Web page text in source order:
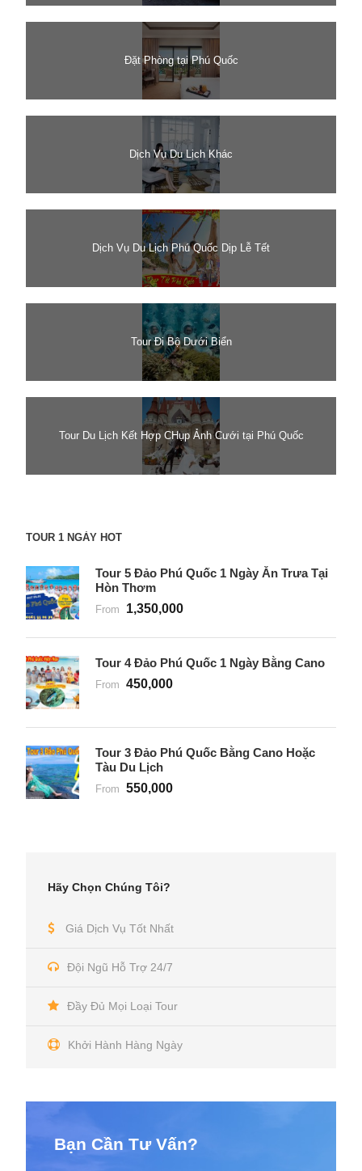
Đặt Phòng tại Phú Quốc
Dịch Vụ Du Lịch Khác
Dịch Vụ Du Lịch Phú Quốc Dịp Lễ Tết
Tour Đi Bộ Dưới Biển
Tour Du Lịch Kết Hợp CHụp Ảnh Cưới tại Phú Quốc
TOUR 1 NGÀY HOT
Tour 5 Đảo Phú Quốc 1 Ngày Ăn Trưa Tại
Hòn Thơm
From 1,350,000
Tour 4 Đảo Phú Quốc 1 Ngày Bằng Cano
From 450,000
Tour 3 Đảo Phú Quốc Bằng Cano Hoặc
Tàu Du Lịch
From 550,000
Hãy Chọn Chúng Tôi?
Giá Dịch Vụ Tốt Nhất
Đội Ngũ Hỗ Trợ 24/7
Đầy Đủ Mọi Loại Tour
Khởi Hành Hàng Ngày
Bạn Cần Tư Vấn?